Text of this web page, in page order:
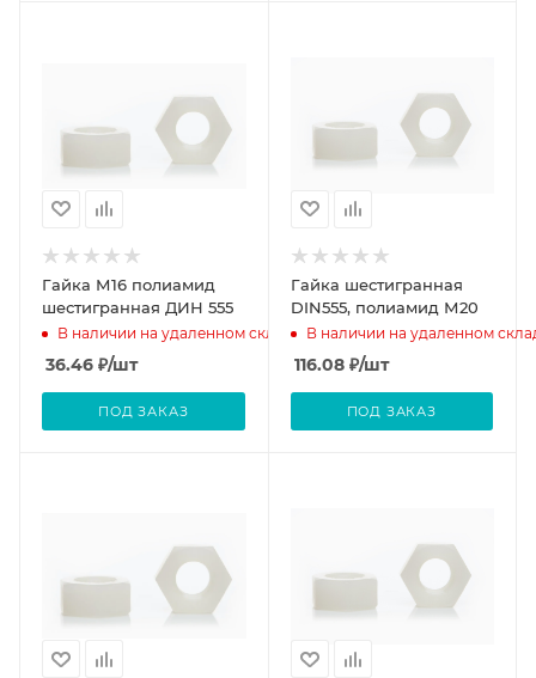
Гайка М16 полиамид
шестигранная ДИН 555
В наличии на удаленном складе
36.46 ₽/шт
ПОД ЗАКАЗ
Гайка шестигранная
DIN555, полиамид М20
В наличии на удаленном
116.08₽/шт
ПОД ЗАКАЗ